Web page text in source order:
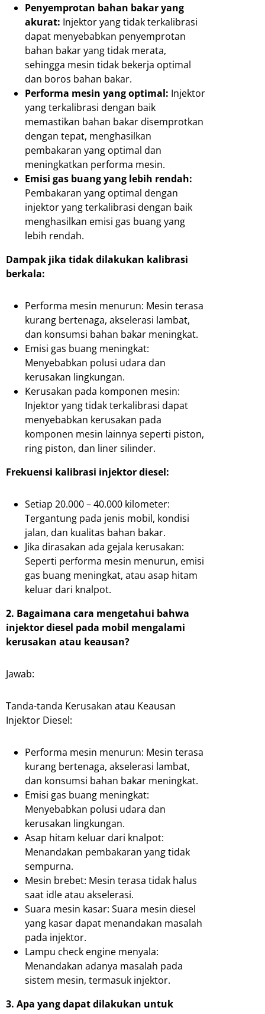
Penyemprotan bahan bakar yang
akurat: Injektor yang tidak terkalibrasi
dapat menyebabkan penyemprotan
bahan bakar yang tidak merata,
sehingga mesin tidak bekerja optimal
dan boros bahan bakar.
Performa mesin yang optimal: Injektor
yang terkalibrasi dengan baik
memastikan bahan bakar disemprotkan
dengan tepat, menghasilkan
pembakaran yang optimal dan
meningkatkan performa mesin.
Emisi gas buang yang lebih rendah:
Pembakaran yang optimal dengan
injektor yang terkalibrasi dengan baik
menghasilkan emisi gas buang yang
lebih rendah.
Dampak jika tidak dilakukan kalibrasi
berkala:
Performa mesin menurun: Mesin terasa
kurang bertenaga, akselerasi lambat,
dan konsumsi bahan bakar meningkat.
Emisi gas buang meningkat:
Menyebabkan polusi udara dan
kerusakan lingkungan.
Kerusakan pada komponen mesin:
Injektor yang tidak terkalibrasi dapat
menyebabkan kerusakan pada
komponen mesin lainnya seperti piston,
ring piston, dan liner silinder.
Frekuensi kalibrasi injektor diesel:
Setiap 20.000 – 40.000 kilometer:
Tergantung pada jenis mobil, kondisi
jalan, dan kualitas bahan bakar.
Jika dirasakan ada gejala kerusakan:
Seperti performa mesin menurun, emisi
gas buang meningkat, atau asap hitam
keluar dari knalpot.
2. Bagaimana cara mengetahui bahwa
injektor diesel pada mobil mengalami
kerusakan atau keausan?
Jawab:
Tanda-tanda Kerusakan atau Keausan
Injektor Diesel:
Performa mesin menurun: Mesin terasa
kurang bertenaga, akselerasi lambat,
dan konsumsi bahan bakar meningkat.
Emisi gas buang meningkat:
Menyebabkan polusi udara dan
kerusakan lingkungan.
Asap hitam keluar dari knalpot:
Menandakan pembakaran yang tidak
sempurna.
Mesin brebet: Mesin terasa tidak halus
saat idle atau akselerasi.
Suara mesin kasar: Suara mesin diesel
yang kasar dapat menandakan masalah
pada injektor.
Lampu check engine menyala:
Menandakan adanya masalah pada
sistem mesin, termasuk injektor.
3. Apa yang dapat dilakukan untuk